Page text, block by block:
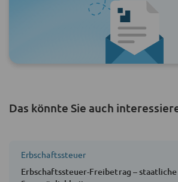
Das könnte Sie auch
Erbschaftssteuer
Erbschaftssteuer-Freibetrag – staatliche